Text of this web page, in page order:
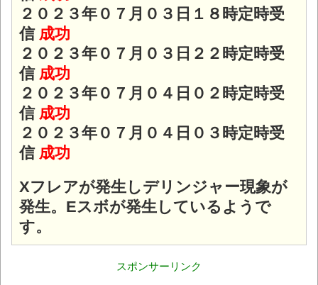
２０２３年０７月０３日１８時定時受
信 成功
２０２３年０７月０３日２２時定時受
信 成功
２０２３年０７月０４日０２時定時受
信 成功
２０２３年０７月０４日０３時定時受
信 成功
Xフレアが発生しデリンジャー現象が
発生。Eスボが発生しているようで
す。
スポンサーリンク